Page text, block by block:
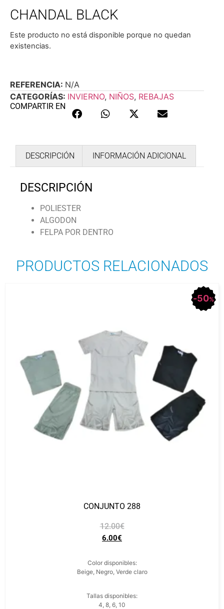
CHANDAL BLACK
Este producto no está disponible porque no quedan
existencias.
REFERENCIA: N/A
CATEGORÍAS: INVIERNO, NIÑOS, REBAJAS
COMPARTIR EN
DESCRIPCIÓN INFORMACIÓN ADICIONAL
DESCRIPCIÓN
POLIESTER
ALGODON
FELPA POR DENTRO
PRODUCTOS RELACIONADOS
50%
CONJUNTO 288
12.00€
6.00€
Color disponibles:
Beige, Negro, Verde claro
Tallas disponibles:
4, 8, 6, 10